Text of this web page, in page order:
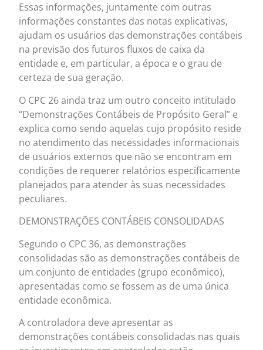
Essas informações, juntamente com outras
informações constantes das notas explicativas,
ajudam os usuários das demonstrações contábeis
na previsão dos futuros fluxos de caixa da
entidade e, em particular, a época e o grau de
certeza de sua geração.
O CPC 26 ainda traz um outro conceito intitulado
“Demonstrações Contábeis de Propósito Geral” e
explica como sendo aquelas cujo propósito reside
no atendimento das necessidades informacionais
de usuários externos que não se encontram em
condições de requerer relatórios especificamente
planejados para atender às suas necessidades
peculiares.
DEMONSTRAÇÕES CONTÁBEIS CONSOLIDADAS
Segundo o CPC 36, as demonstrações
consolidadas são as demonstrações contábeis de
um conjunto de entidades (grupo econômico),
apresentadas como se fossem as de uma única
entidade econômica.
A controladora deve apresentar as
demonstrações contábeis consolidadas nas quais